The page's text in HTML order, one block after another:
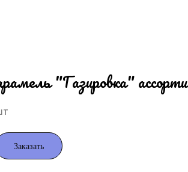
"Газировка" ассорти
Заказать